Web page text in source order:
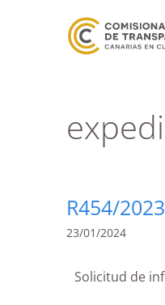
R454/2023
23/01/2024
Solicitud de